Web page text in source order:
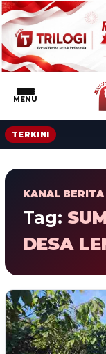
MENU
TERKINI
KANAL BERITA
Tag:
DESA